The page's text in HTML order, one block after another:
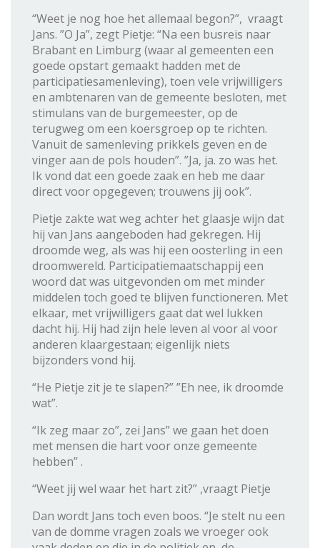
“Weet je nog hoe het allemaal begon?”, vraagt
Jans. ”O Ja”, zegt Pietje: “Na een busreis naar
Brabant en Limburg (waar al gemeenten een
goede opstart gemaakt hadden met de
participatiesamenleving), toen vele vrijwilligers
en ambtenaren van de gemeente besloten, met
stimulans van de burgemeester, op de
terugweg om een koersgroep op te richten.
Vanuit de samenleving prikkels geven en de
vinger aan de pols houden”. ”Ja, ja. zo was het.
Ik vond dat een goede zaak en heb me daar
direct voor opgegeven; trouwens jij ook”.
Pietje zakte wat weg achter het glaasje wijn dat
hij van Jans aangeboden had gekregen. Hij
droomde weg, als was hij een oosterling in een
droomwereld. Participatiemaatschappij een
woord dat was uitgevonden om met minder
middelen toch goed te blijven functioneren. Met
elkaar, met vrijwilligers gaat dat wel lukken
dacht hij. Hij had zijn hele leven al voor al voor
anderen klaargestaan; eigenlijk niets
bijzonders vond hij.
“He Pietje zit je te slapen?” ”Eh nee, ik droomde
wat”.
“Ik zeg maar zo”, zei Jans” we gaan het doen
met mensen die hart voor onze gemeente
hebben” .
“Weet jij wel waar het hart zit?” ,vraagt Pietje
Dan wordt Jans toch even boos. “Je stelt nu een
van de domme vragen zoals we vroeger ook